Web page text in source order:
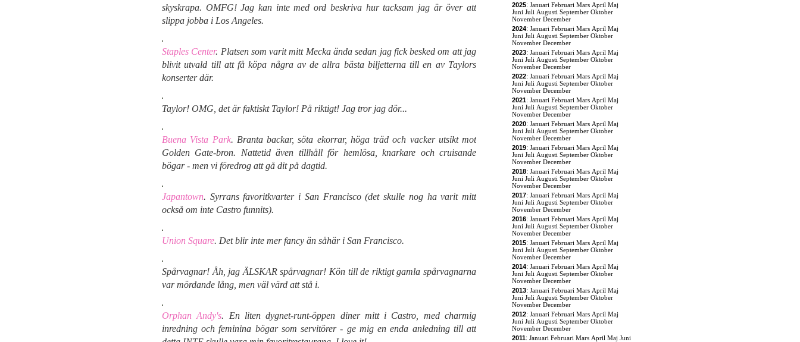
skyskrapa. OMFG! Jag kan inte med ord beskriva hur tacksam jag är över att
slippa jobba i Los Angeles.
Staples Center. Platsen som varit mitt Mecka ända sedan jag fick besked om att jag
blivit utvald till att få köpa några av de allra bästa biljetterna till en av Taylors
konserter där.
Taylor! OMG, det är faktiskt Taylor! På riktigt! Jag tror jag dör...
Buena Vista Park. Branta backar, söta ekorrar, höga träd och vacker utsikt mot
Golden Gate-bron. Nattetid även tillhåll för hemlösa, knarkare och cruisande
bögar - men vi föredrog att gå dit på dagtid.
Japantown. Syrrans favoritkvarter i San Francisco (det skulle nog ha varit mitt
också om inte Castro funnits).
Union Square. Det blir inte mer fancy än såhär i San Francisco.
Spårvagnar! Åh, jag ÄLSKAR spårvagnar! Kön till de riktigt gamla spårvagnarna
var mördande lång, men väl värd att stå i.
Orphan Andy's. En liten dygnet-runt-öppen diner mitt i Castro, med charmig
inredning och feminina bögar som servitörer - ge mig en enda anledning till att
2025: Januari Februari Mars April Maj
Juni Juli Augusti September Oktober
November December
2024: Januari Februari Mars April Maj
Juni Juli Augusti September Oktober
November December
2023: Januari Februari Mars April Maj
Juni Juli Augusti September Oktober
November December
2022: Januari Februari Mars April Maj
Juni Juli Augusti September Oktober
November December
2021: Januari Februari Mars April Maj
Juni Juli Augusti September Oktober
November December
2020: Januari Februari Mars April Maj
Juni Juli Augusti September Oktober
November December
2019: Januari Februari Mars April Maj
Juni Juli Augusti September Oktober
November December
2018: Januari Februari Mars April Maj
Juni Juli Augusti September Oktober
November December
2017: Januari Februari Mars April Maj
Juni Juli Augusti September Oktober
November December
2016: Januari Februari Mars April Maj
Juni Juli Augusti September Oktober
November December
2015: Januari Februari Mars April Maj
Juni Juli Augusti September Oktober
November December
2014: Januari Februari Mars April Maj
Juni Juli Augusti September Oktober
November December
2013: Januari Februari Mars April Maj
Juni Juli Augusti September Oktober
November December
2012: Januari Februari Mars April Maj
Juni Juli Augusti September Oktober
November December
2011: Januari Februari Mars April Maj Juni